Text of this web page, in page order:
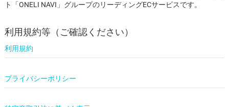
ト「ONELI NAVI」グループのリーディングECサービスです。
利用規約等（ご確認ください）
利用規約
プライバシーポリシー